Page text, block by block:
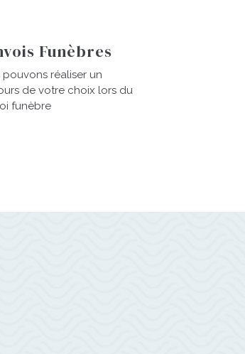
Funèbres
pouvons réaliser un
de votre choix lors du
funèbre